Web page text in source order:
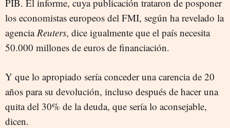
PIB. El informe, cuya publicación trataron de posponer
los economistas europeos del FMI, según ha revelado la
agenciaReuters, dice igualmente que el país necesita
50.000 millones de euros de financiación.
Y que lo apropiado sería conceder una carencia de 20
años para su devolución, incluso después de hacer una
quita del 30% de la deuda, que sería lo aconsejable,
dicen.